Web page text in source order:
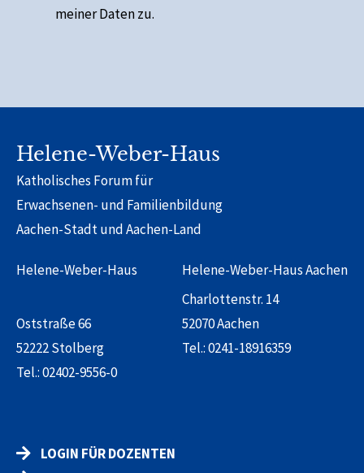
meiner Daten zu.
Helene-Weber-Haus
Katholisches Forum für
Erwachsenen- und Familienbildung
Aachen-Stadt und Aachen-Land
Helene-Weber-Haus
Oststraße 66
52222 Stolberg
Tel.:02402-9556-0
Helene-Weber-Haus Aachen
Charlottenstr. 14
52070 Aachen
Tel.:0241-18916359
LOGIN FÜR DOZENTEN